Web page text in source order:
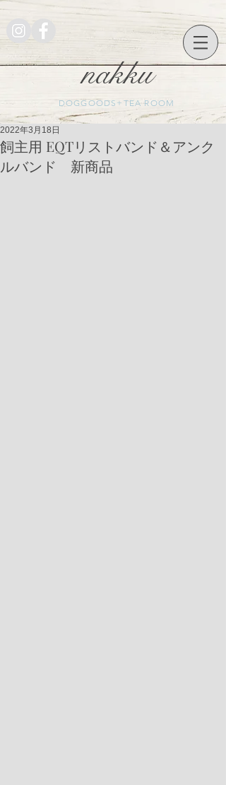
nakku
DOGGOODS+TEA ROOM
飼主用 EQTリストバンド＆アンク
ルバンド 新商品
2022年3月18日